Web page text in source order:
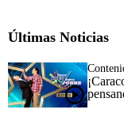
Últimas Noticias